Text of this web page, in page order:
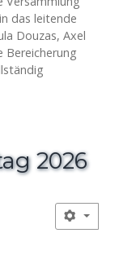
das leitende
Douzas, Axel
Bereicherung
2026